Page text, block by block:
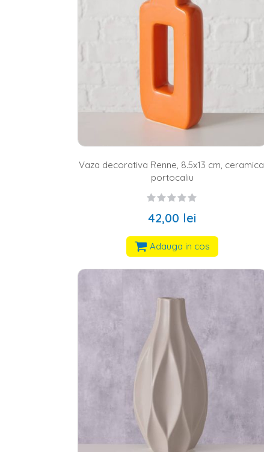
Vaza decorativa Renne, 8.5x13 cm, ceramica,
portocaliu
42,00 lei
Adauga in cos